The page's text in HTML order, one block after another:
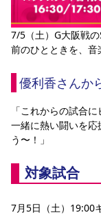
YANMAR
DAZNで観戦
DAZNで観戦
アウェイツアー
アウェイツアー
よくある質問
サステナビリティ
サステナビリティポ
活動レポート
スポーツクラブ
関連団体/施設
セレッソスポーツパ
セレッソ大阪アカデ
大人のサッカースク
すべて チーム グ
ホームタウン パー
アカデミー
7/5（土）G大阪戦
前のひとときを、音
優利香さんか
「これからの試合
一緒に熱い闘いを応
う〜！」
対象試合
7月5日（土）19:00